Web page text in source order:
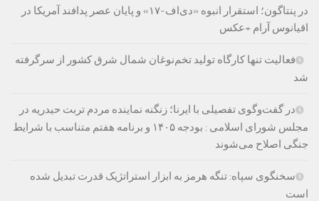
در پنتاگون؛ استقرار انبوه «دی‌اف‑۱۷» و پایان عصر پدافند آمریکا در
اقیانوس آرام +عکس
فعالیت تنها کارگاه تولید تخم‌نوغان شمال شرق کشور از سرگرفته
شد
در گفت‌وگوی تفصیلی با ایرنا؛ زنگنه نماینده مردم تربت حیدریه در
مجلس شورای اسلامی : بودجه ۱۴۰۵ و برنامه هفتم متناسب با شرایط
جنگی اصلاح می‌شوند
سخنگوی سپاه: تنگه هرمز به ابزار استراتژیک قدرت تبدیل شده
است